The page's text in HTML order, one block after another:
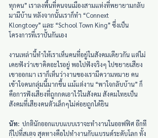
ทุกคน” เราลงพื้นที่คนจนเมืองสามแห่งที่พยายามกลับ
มามีบ้าน หลังจากนั้นเราก็ทำ “Connext
Klongtoey” และ “School Town King” ซึ่งเป็น
โครงการที่เราปั้นกันเอง
งานเหล่านี้ทำให้เราเห็นคนที่อยู่ในสังคมเดียวกัน แต่ไม่
เคยฟังว่าเขาคิดอะไรอยู่ พอไปฟังจริงๆ ไปขยายเสียง
เขาออกมา เราก็เห็นว่างานของเรามีความหมาย คน
เข้าใจคนกลุ่มนี้มากขึ้น แม้แต่งาน “พาใจกลับบ้าน” ก็
คือการฟังเสียงที่ถูกกดเอาไว้ในสังคม สังคมไทยเป็น
สังคมที่เสียงคนตัวเล็กๆไม่ค่อยถูกได้ยิน
นัท: ปกตินักออกแบบแบบเราจะทำงานในออฟฟิศ อีกที
ก็ไปที่สเตจ สุดทางคือไปทำงานกับแบรนด์ระดับโลก ทั้ง